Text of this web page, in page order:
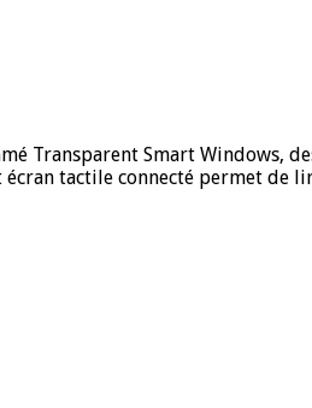
Transparent Smart Windows,
tactile connecté permet de